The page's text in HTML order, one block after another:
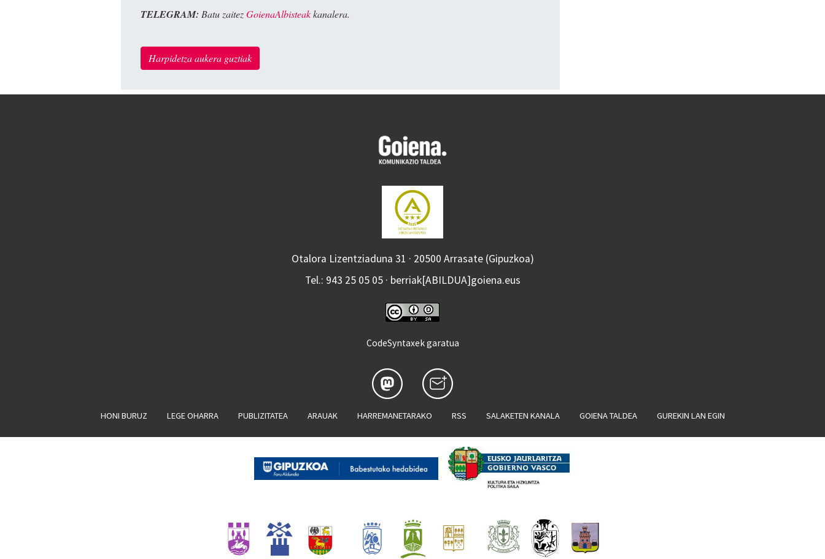
TELEGRAM: Batu zaitezGoienaAlbisteakkanalera.
Harpidetza aukera guztiak
Otalora Lizentziaduna 31 · 20500 Arrasate (Gipuzkoa)
Tel.: 943 25 05 05 · berriak[ABILDUA]goiena.eus
CodeSyntaxek garatua
HONI BURUZ LEGE OHARRA PUBLIZITATEA ARAUAK HARREMANETARAKO RSS SALAKETEN KANALA GOIENA TALDEA GUREKIN LAN EGIN